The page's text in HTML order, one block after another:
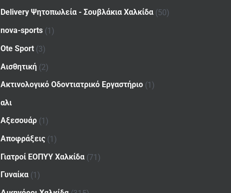
Delivery Ψητοπωλεία - Σουβλάκια Χαλκίδα (50)
nova-sports (1)
Ote Sport (3)
Αισθητική (2)
Ακτινολογικό Οδοντιατρικό Εργαστήριο (1)
αλι
Αξεσουάρ (1)
Αποφράξεις (1)
Γιατροί ΕΟΠΥΥ Χαλκίδα (71)
Γυναίκα (1)